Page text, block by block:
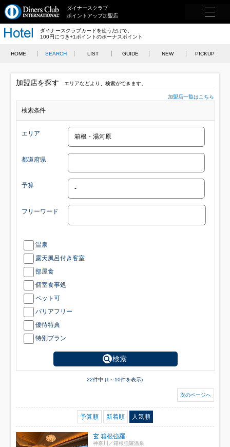
ダイナースクラブ
ポイントアップ加盟店
ダイナースクラブカードを使うだけで、
100円につき+1ポイントのボーナスポイント
HOME SEARCH LIST GUIDE NEW PICKUP
加盟店を探す エリアなどより、検索ができます。
加盟店一覧はこちら
検索条件
エリア
都道府県
予算
フリーワード
温泉
露天風呂付き客室
部屋食
個室食事処
ペット可
バリアフリー
優待特典
特別プラン
検索
22件中 (1～10件を表示)
次のページへ
予算順 新着順 人気順
玄 箱根強羅
神奈川／箱根強羅温泉